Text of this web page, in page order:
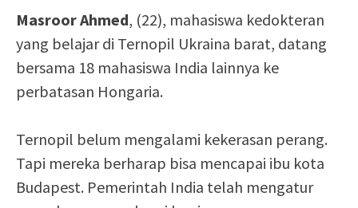
Masroor Ahmed, (22), mahasiswa kedokteran
yang belajar di Ternopil Ukraina barat, datang
bersama 18 mahasiswa India lainnya ke
perbatasan Hongaria.
Ternopil belum mengalami kekerasan perang.
Tapi mereka berharap bisa mencapai ibu kota
Budapest. Pemerintah India telah mengatur